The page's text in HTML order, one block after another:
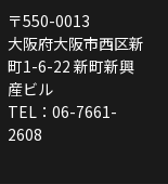
〒550-0013
大阪府大阪市西区新
町1-6-22 新町新興
産ビル
TEL：06-7661-
2608